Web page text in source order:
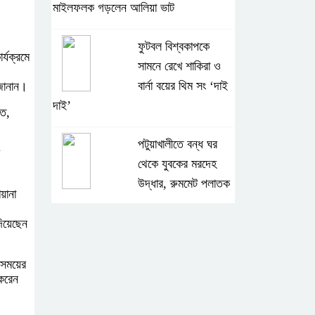
মাইলফলক গড়লেন আলিয়া ভাট
ফুটবল বিশ্বকাপকে
সামনে রেখে শাকিরা ও
বার্না বয়ের থিম সং ‘দাই
দাই’
পটুয়াখালীতে বন্ধ ঘর
থেকে যুবকের মরদেহ
উদ্ধার, রুমমেট পলাতক